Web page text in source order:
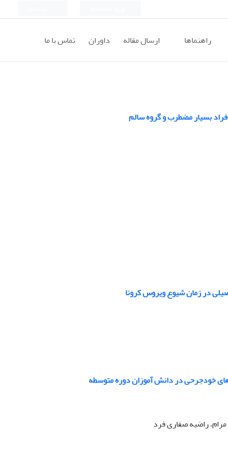
راهنماها ارسال مقاله داوران تماس با ما
بسیار مضطرب و گروه سالم
در زمان شیوع ویروس کرونا
خودجرحی در دانش آموزان دوره متوسطه
راضیه صفاری فرد